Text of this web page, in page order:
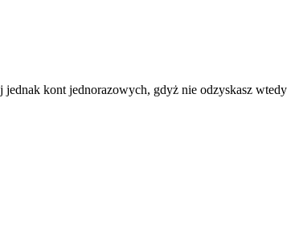
kont jednorazowych, gdyż nie odzyskasz wtedy